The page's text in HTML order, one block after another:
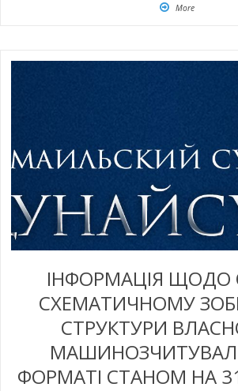
More
ІНФОРМАЦІЯ ЩОДО
СХЕМАТИЧНОМУ
СТРУКТУРИ
ФОРМАТІ СТАНОМ НА